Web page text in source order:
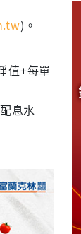
)。
值+每單
息水